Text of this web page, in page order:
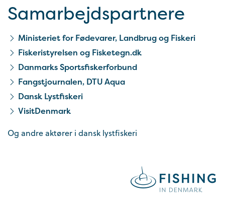
Samarbejds­partnere
Ministeriet for Fødevarer, Landbrug og Fiskeri
Fiskeristyrelsen og Fisketegn.dk
Danmarks Sportsfiskerforbund
Fangstjournalen, DTU Aqua
Dansk Lystfiskeri
VisitDenmark
Og andre aktører i dansk lystfiskeri